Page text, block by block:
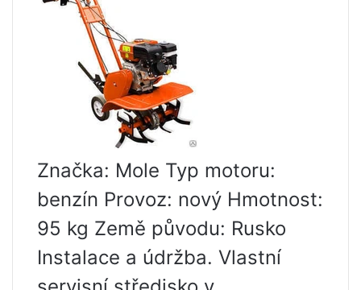
Značka: Mole Typ motoru:
benzín Provoz: nový Hmotnost:
95 kg Země původu: Rusko
Instalace a údržba. Vlastní